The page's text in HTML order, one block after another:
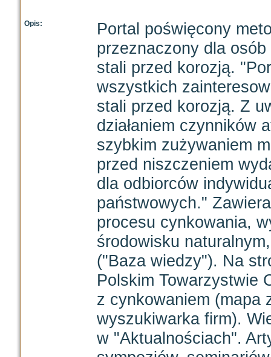
Opis:
Portal poświęcony
przeznaczony dla
stali przed korozją.
wszystkich
stali przed korozją. Z
działaniem czynników
szybkim zużywaniem
przed niszczeniem
dla odbiorców
państwowych."
procesu cynkowania,
środowisku
("Baza wiedzy"). Na
Polskim Towarzystwie
z cynkowaniem (mapa
wyszukiwarka firm).
w "Aktualnościach".